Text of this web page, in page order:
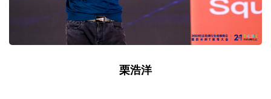
栗浩洋